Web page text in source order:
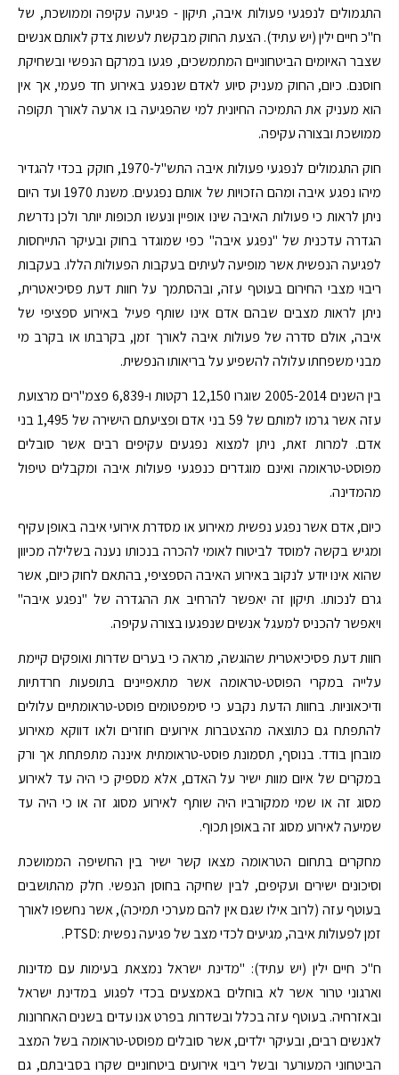
התגמולים לנפגעי פעולות איבה, תיקון - פגיעה עקיפה וממושכת, של
ח"כ חיים ילין (יש עתיד). הצעת החוק מבקשת לעשות צדק לאותם אנשים
שצבר האיומים הביטחוניים המתמשכים, פגעו במרקם הנפשי ובשחיקת
חוסנם. כיום, החוק מעניק סיוע לאדם שנפגע באירוע חד פעמי, אך אין
הוא מעניק את התמיכה החיונית למי שהפגיעה בו ארעה לאורך תקופה
ממושכת ובצורה עקיפה.
חוק התגמולים לנפגעי פעולות איבה התש"ל-1970, חוקק בכדי להגדיר
מיהו נפגע איבה ומהם הזכויות של אותם נפגעים. משנת 1970 ועד היום
ניתן לראות כי פעולות האיבה שינו אופיין ונעשו תכופות יותר ולכן נדרשת
הגדרה עדכנית של "נפגע איבה" כפי שמוגדר בחוק ובעיקר התייחסות
לפגיעה הנפשית אשר מופיעה לעיתים בעקבות הפעולות הללו. בעקבות
ריבוי מצבי החירום בעוטף עזה, ובהסתמך על חוות דעת פסיכיאטרית,
ניתן לראות מצבים שבהם אדם אינו שותף פעיל באירוע ספציפי של
איבה, אולם סדרה של פעולות איבה לאורך זמן, בקרבתו או בקרב מי
מבני משפחתו עלולה להשפיע על בריאותו הנפשית.
בין השנים 2005-2014 שוגרו 12,150 רקטות ו-6,839 פצמ"רים מרצועת
עזה אשר גרמו למותם של 59 בני אדם ופציעתם הישירה של 1,495 בני
אדם. למרות זאת, ניתן למצוא נפגעים עקיפים רבים אשר סובלים
מפוסט-טראומה ואינם מוגדרים כנפגעי פעולות איבה ומקבלים טיפול
מהמדינה.
כיום, אדם אשר נפגע נפשית מאירוע או מסדרת אירועי איבה באופן עקיף
ומגיש בקשה למוסד לביטוח לאומי להכרה בנכותו נענה בשלילה מכיוון
שהוא אינו יודע לנקוב באירוע האיבה הספציפי, בהתאם לחוק כיום, אשר
גרם לנכותו. תיקון זה יאפשר להרחיב את ההגדרה של "נפגע איבה"
ויאפשר להכניס למעגל אנשים שנפגעו בצורה עקיפה.
חוות דעת פסיכיאטרית שהוגשה, מראה כי בערים שדרות ואופקים קיימת
עלייה במקרי הפוסט-טראומה אשר מתאפיינים בתופעות חרדתיות
ודיכאוניות. בחוות הדעת נקבע כי סימפטומים פוסט-טראומתיים עלולים
להתפתח גם כתוצאה מהצטברות אירועים חוזרים ולאו דווקא מאירוע
מובחן בודד. בנוסף, תסמונת פוסט-טראומתית איננה מתפתחת אך ורק
במקרים של איום מוות ישיר על האדם, אלא מספיק כי היה עד לאירוע
מסוג זה או שמי ממקורביו היה שותף לאירוע מסוג זה או כי היה עד
שמיעה לאירוע מסוג זה באופן תכוף.
מחקרים בתחום הטראומה מצאו קשר ישיר בין החשיפה הממושכת
וסיכונים ישירים ועקיפים, לבין שחיקה בחוסן הנפשי. חלק מהתושבים
בעוטף עזה (לרוב אילו שגם אין להם מערכי תמיכה), אשר נחשפו לאורך
זמן לפעולות איבה, מגיעים לכדי מצב של פגיעה נפשית :PTSD.
ח"כ חיים ילין (יש עתיד): "מדינת ישראל נמצאת בעימות עם מדינות
וארגוני טרור אשר לא בוחלים באמצעים בכדי לפגוע במדינת ישראל
ובאזרחיה. בעוטף עזה בכלל ובשדרות בפרט אנו עדים בשנים האחרונות
לאנשים רבים, ובעיקר ילדים, אשר סובלים מפוסט-טראומה בשל המצב
הביטחוני המעורער ובשל ריבוי אירועים ביטחוניים שקרו בסביבתם, גם